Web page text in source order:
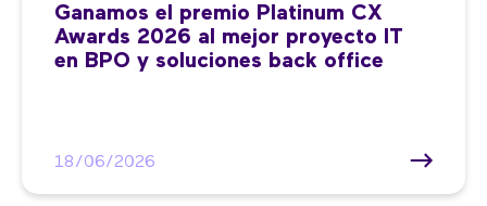
Ganamos el premio Platinum CX
Awards 2026 al mejor proyecto IT
en BPO y soluciones back office
18/06/2026